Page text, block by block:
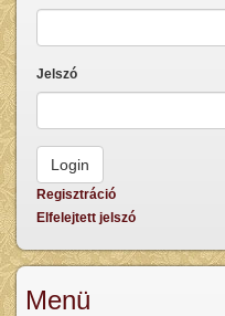
Jelszó
Regisztráció
Elfelejtett jelszó
Menü